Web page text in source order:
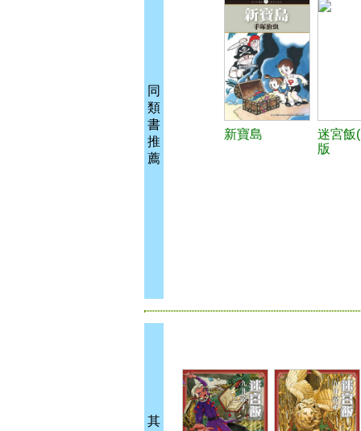
同
類
書
推
薦
新寶島
迷宮飯
版
其